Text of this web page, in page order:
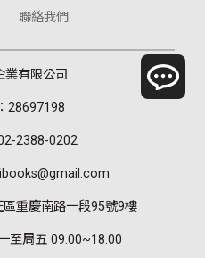
聯絡我們
業有限公司
28697198
2388-0202
重慶南路一段95號9樓
至周五 09:00~18:00